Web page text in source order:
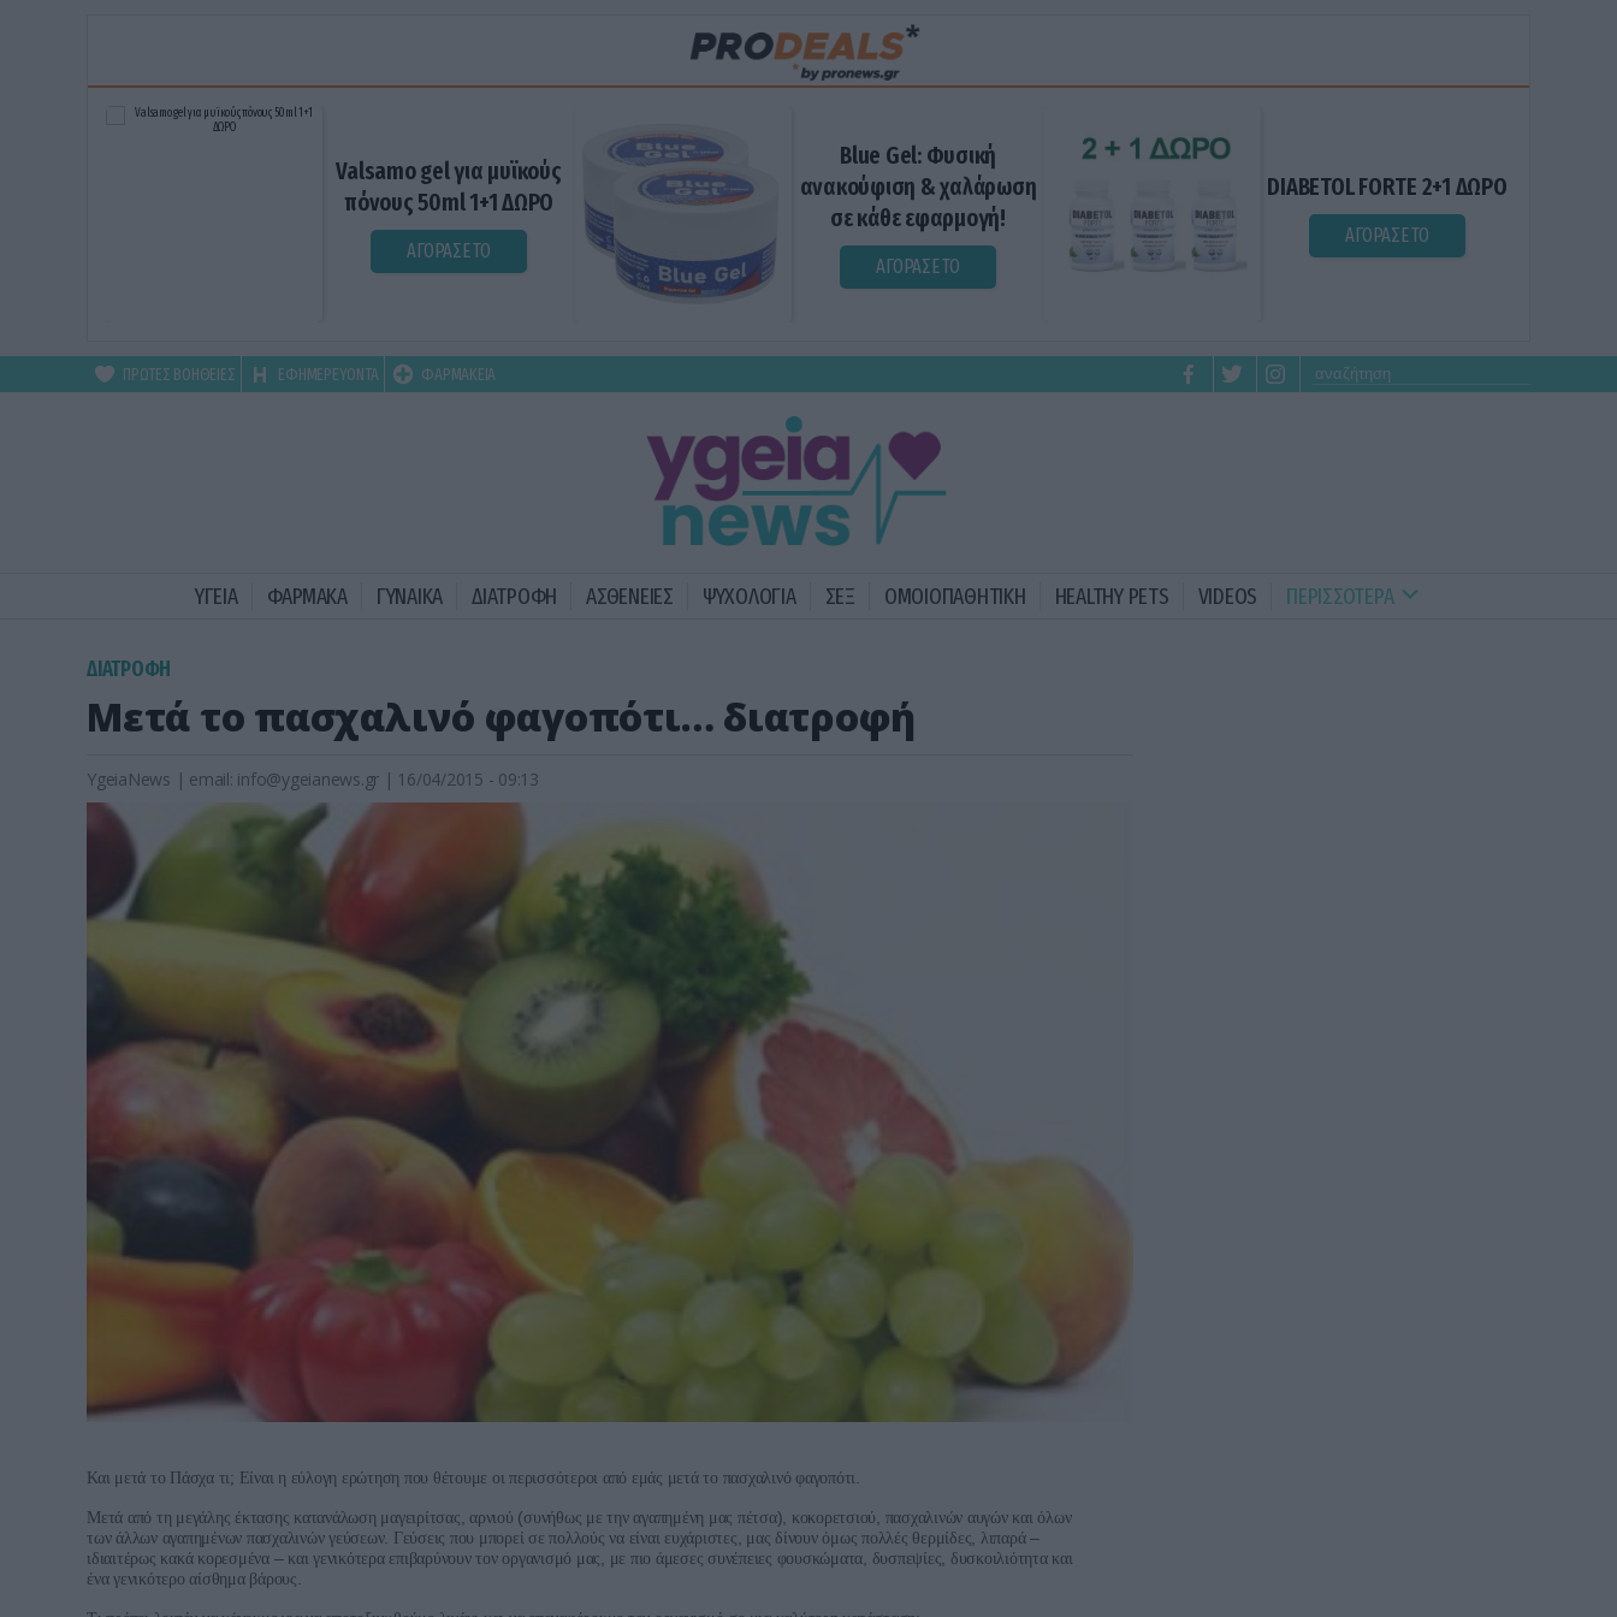
Valsamo gel για μυϊκούς
πόνους 50ml 1+1 ΔΩΡΟ
ΑΓΟΡΑΣΕ ΤΟ
Blue Gel: Φυσική
ανακούφιση & χαλάρωση
σε κάθε εφαρμογή!
ΑΓΟΡΑΣΕ ΤΟ
DIABETOL FORTE 2+1 ΔΩΡΟ
ΑΓΟΡΑΣΕ ΤΟ
ΠΡΩΤΕΣ ΒΟΗΘΕΙΕΣ ΕΦΗΜΕΡΕΥΟΝΤΑ ΦΑΡΜΑΚΕΙΑ
ΥΓΕΙΑ ΦΑΡΜΑΚΑ ΓΥΝΑΙΚΑ ΔΙΑΤΡΟΦΗ ΑΣΘΕΝΕΙΕΣ ΨΥΧΟΛΟΓΙΑ ΣΕΞ ΟΜΟΙΟΠΑΘΗΤΙΚΗ HEALTHY PETS VIDEOS ΠΕΡΙΣΣΟΤΕΡΑ
ΔΙΑΤΡΟΦΗ
Μετά το πασχαλινό φαγοπότι… διατροφή
YgeiaNews | email: info@ygeianews.gr | 16/04/2015 - 09:13
Και μετά το Πάσχα τι; Είναι η εύλογη ερώτηση που θέτουμε οι περισσότεροι από εμάς μετά το πασχαλινό φαγοπότι
Μετά από τη μεγάλης έκτασης κατανάλωση μαγειρίτσας αρνιού (συνήθως με την αγαπημένη μας πέτσα), κοκορετσιού πασχαλινών αυγών και όλων
των άλλων αγαπημένων πασχαλινών γεύσεων. Γεύσεις που μπορεί σε πολλούς να είναι ευχάριστες μας δίνουν όμως πολλές θερμίδες λιπαρά–
ιδιαιτέρως κακά κορεσμένα– και γενικότερα επιβαρύνουν τον οργανισμό μας με πιο άμεσες συνέπειες φουσκώματα δυσπεψίες δυσκοιλιότητα και
ένα γενικότερο αίσθημα βάρους